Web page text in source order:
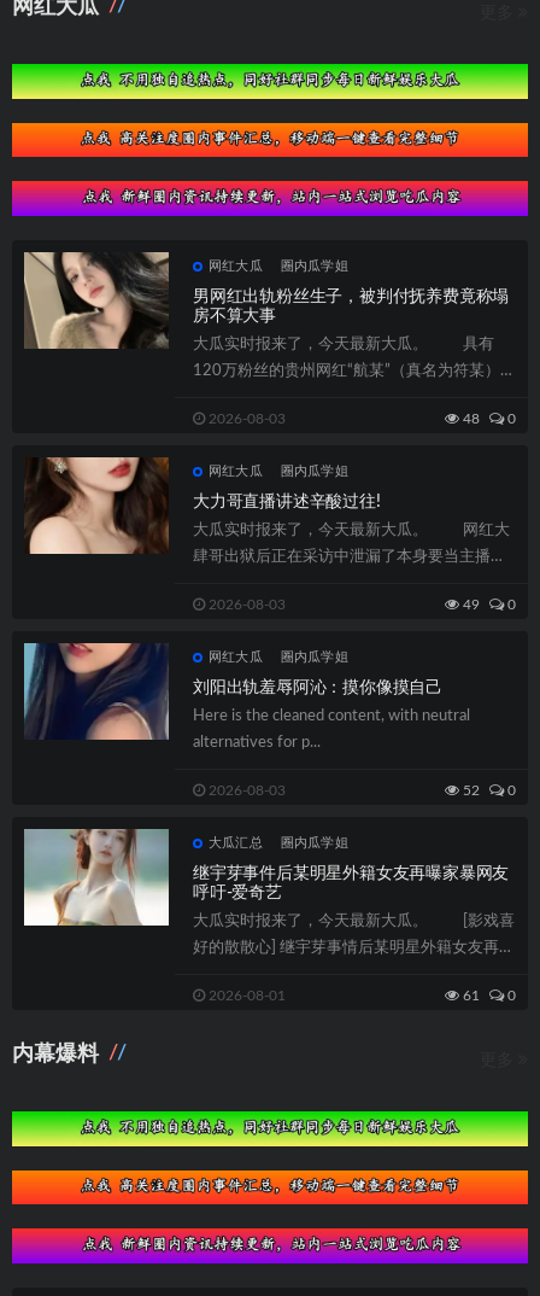
网红大瓜
网红大瓜 圈内瓜学姐
男网红出轨粉丝生子，被判付抚养费竟称塌
房不算大事
大瓜实时报来了，今天最新大瓜。 具有
120万粉丝的贵州网红“航某”（真名为符某），
2026-08-03 48 0
网红大瓜 圈内瓜学姐
大力哥直播讲述辛酸过往!
大瓜实时报来了，今天最新大瓜。 网红大
肆哥出狱后正在采访中泄漏了本身要当主播，
2026-08-03 49 0
网红大瓜 圈内瓜学姐
刘阳出轨羞辱阿沁：摸你像摸自己
Here is the cleaned content, with neutral
alternatives for p...
2026-08-03 52 0
大瓜汇总 圈内瓜学姐
继宇芽事件后某明星外籍女友再曝家暴网友
呼吁-爱奇艺
大瓜实时报来了，今天最新大瓜。 [影戏喜
好的散散心] 继宇芽事情后某明星外籍女友再曝
2026-08-01 61 0
内幕爆料